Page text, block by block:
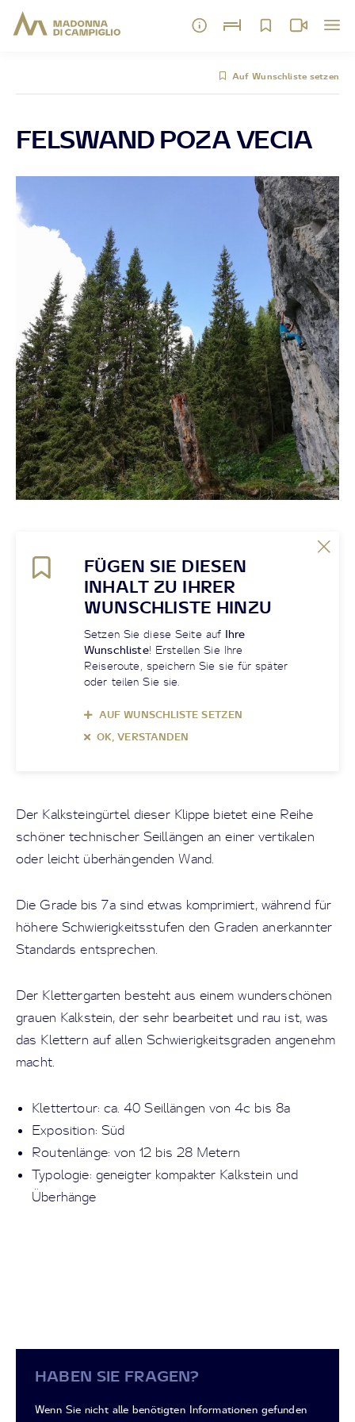
Auf Wunschliste setzen
FELSWAND POZA VECIA
FÜGEN SIE DIESEN
INHALT ZU IHRER
WUNSCHLISTE HINZU
Setzen Sie diese Seite auf Ihre
Wunschliste! Erstellen Sie Ihre
Reiseroute, speichern Sie sie für später
oder teilen Sie sie.
AUF WUNSCHLISTE SETZEN
OK, VERSTANDEN
Der Kalksteingürtel dieser Klippe bietet eine Reihe
schöner technischer Seillängen an einer vertikalen
oder leicht überhängenden Wand.
Die Grade bis 7a sind etwas komprimiert, während für
höhere Schwierigkeitsstufen den Graden anerkannter
Standards entsprechen.
Der Klettergarten besteht aus einem wunderschönen
grauen Kalkstein, der sehr bearbeitet und rau ist, was
das Klettern auf allen Schwierigkeitsgraden angenehm
macht.
Klettertour: ca. 40 Seillängen von 4c bis 8a
Exposition: Süd
Routenlänge: von 12 bis 28 Metern
Typologie: geneigter kompakter Kalkstein und
Überhänge
HABEN SIE FRAGEN?
Wenn Sie nicht alle benötigten Informationen gefunden